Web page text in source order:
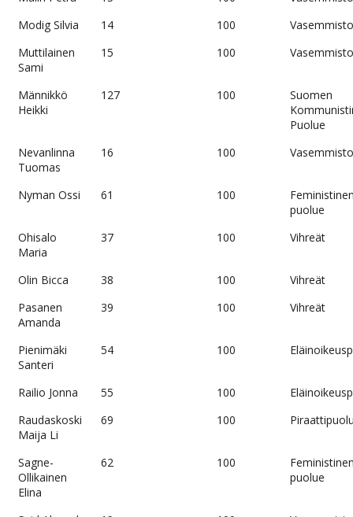
Modig Silvia
14 100
Muttilainen
Sami
15 100
Männikkö
Heikki
127 100
Suomen
Puolue
Nevanlinna
Tuomas
16 100
Nyman Ossi 61 100
puolue
Ohisalo
Maria
37 100 Vihreät
Olin Bicca 38 100
Vihreät
Pasanen
Amanda
39 100 Vihreät
Pienimäki
Santeri
54 100
Railio Jonna 55 100
Raudaskoski
Maija Li
69 100
Sagne-
Ollikainen
Elina
62 100
puolue